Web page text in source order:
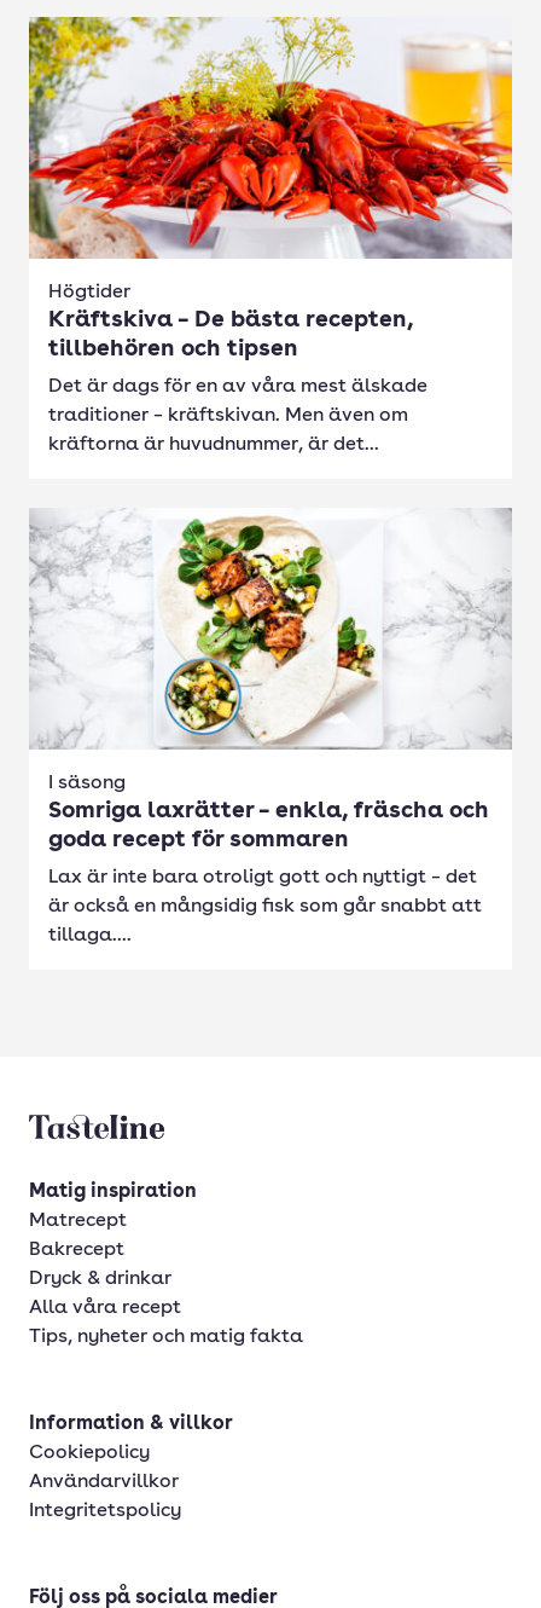
Högtider
Kräftskiva – De bästa recepten,
tillbehören och tipsen
Det är dags för en av våra mest älskade
traditioner – kräftskivan. Men även om
kräftorna är huvudnummer, är det...
I säsong
Somriga laxrätter – enkla, fräscha och
goda recept för sommaren
Lax är inte bara otroligt gott och nyttigt – det
är också en mångsidig fisk som går snabbt att
tillaga....
Tasteline startsida
Matig inspiration
Matrecept
Bakrecept
Dryck & drinkar
Alla våra recept
Tips, nyheter och matig fakta
Information & villkor
Cookiepolicy
Användarvillkor
Integritetspolicy
Följ oss på sociala medier